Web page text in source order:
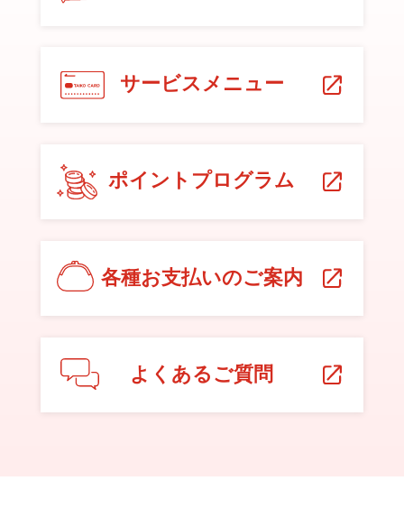
サービスメニュー
ポイントプログラム
各種お支払いのご案内
よくあるご質問